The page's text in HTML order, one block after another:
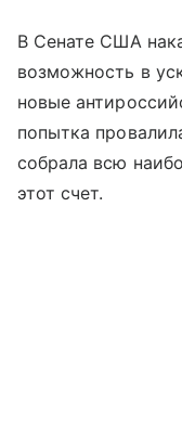
В Сенате США
возможность в
новые
попытка
собрала всю
этот счет.